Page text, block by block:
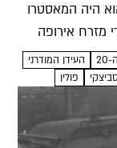
היה המאסטרו
מזרח אירופה
העידן המודרני
פולין